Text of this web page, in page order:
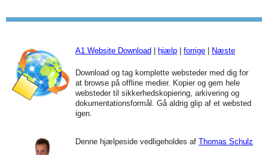
A1 Website Download hjælp forrige Næste
Download og tag komplette websteder med dig for
at browse på offline medier. Kopier og gem hele
websteder til sikkerhedskopiering, arkivering og
dokumentationsformål. Gå aldrig glip af et websted
igen.
Denne hjælpeside vedligeholdes af Thomas Schulz